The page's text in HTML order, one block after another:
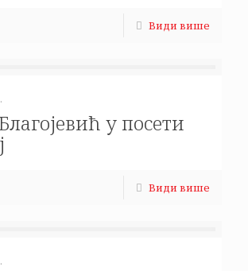
Види више
у посети
Види више